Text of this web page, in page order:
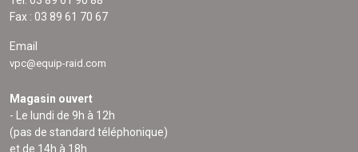
Fax : 03 89 61 70 67
Email
vpc@equip-raid.com
Magasin ouvert
- Le lundi de 9h à 12h
(pas de standard téléphonique)
et de 14h à 18h